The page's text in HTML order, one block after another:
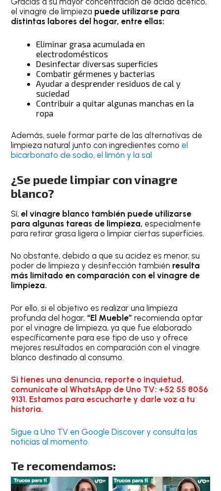
el vinagre de limpieza puede utilizarse para
distintas labores del hogar, entre ellas:
Eliminar grasa acumulada en
electrodomésticos
Desinfectar diversas superficies
Combatir gérmenes y bacterias
Ayudar a desprender residuos de cal y
suciedad
Contribuir a quitar algunas manchas en la
ropa
Además, suele formar parte de las alternativas de
limpieza natural junto con ingredientes como el
bicarbonato de sodio, el limón y la sal
¿Se puede limpiar con vinagre
blanco?
Sí, el vinagre blanco también puede utilizarse
para algunas tareas de limpieza, especialmente
para retirar grasa ligera o limpiar ciertas superficies.
No obstante, debido a que su acidez es menor, su
poder de limpieza y desinfección también resulta
más limitado en comparación con el vinagre de
limpieza.
Por ello, si el objetivo es realizar una limpieza
profunda del hogar, “El Mueble” recomienda optar
por el vinagre de limpieza, ya que fue elaborado
específicamente para ese tipo de uso y ofrece
mejores resultados en comparación con el vinagre
blanco destinado al consumo.
Si tienes una denuncia, reporte o inquietud,
comunícate al WhatsApp de Uno TV: +52 55 8056
9131. Estamos para escucharte y darle voz a tu
historia.
Sigue a Uno TV en Google Discover y consulta las
noticias al momento.
Te recomendamos: